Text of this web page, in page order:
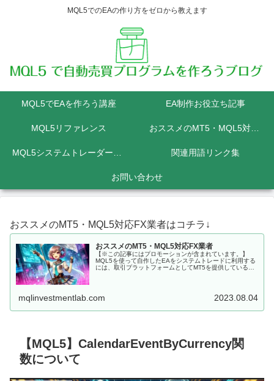
MQL5でのEAの作り方をゼロから教えます
MQL5でEAを作ろう講座 EA制作お役立ち記事
MQL5リファレンス おススメのMT5・MQL5対応FX業者
MQL5システムトレーダーの為のPython講座 関連用語リンク集
お問い合わせ
おススメのMT5・MQL5対応FX業者はコチラ↓
おススメのMT5・MQL5対応FX業者
【※この記事にはプロモーションが含まれています。】
MQL5を使って自作したEAをシステムトレードに利用する
には、取引プラットフォームとしてMT5を提供しているFX
mqlinvestmentlab.com 2023.08.04
【MQL5】CalendarEventByCurrency関
数について